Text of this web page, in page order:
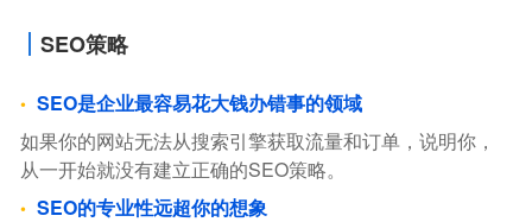
SEO策略
SEO是企业最容易花大钱办错事的领域
如果你的网站无法从搜索引擎获取流量和订单，说明你，
从一开始就没有建立正确的SEO策略。
SEO的专业性远超你的想象